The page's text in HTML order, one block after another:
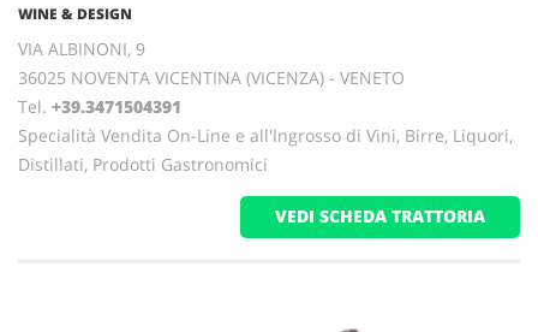
WINE & DESIGN
VIA ALBINONI, 9
36025 NOVENTA VICENTINA (VICENZA) - VENETO
Tel. +39.3471504391
Specialità Vendita On-Line e all'Ingrosso di Vini, Birre, Liquori,
Distillati, Prodotti Gastronomici
VEDI SCHEDA TRATTORIA